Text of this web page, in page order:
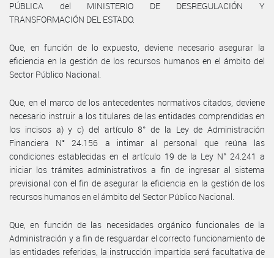
PÚBLICA del MINISTERIO DE DESREGULACIÓN Y
TRANSFORMACIÓN DEL ESTADO.
Que, en función de lo expuesto, deviene necesario asegurar la
eficiencia en la gestión de los recursos humanos en el ámbito del
Sector Público Nacional.
Que, en el marco de los antecedentes normativos citados, deviene
necesario instruir a los titulares de las entidades comprendidas en
los incisos a) y c) del artículo 8° de la Ley de Administración
Financiera N° 24.156 a intimar al personal que reúna las
condiciones establecidas en el artículo 19 de la Ley N° 24.241 a
iniciar los trámites administrativos a fin de ingresar al sistema
previsional con el fin de asegurar la eficiencia en la gestión de los
recursos humanos en el ámbito del Sector Público Nacional.
Que, en función de las necesidades orgánico funcionales de la
Administración y a fin de resguardar el correcto funcionamiento de
las entidades referidas, la instrucción impartida será facultativa de